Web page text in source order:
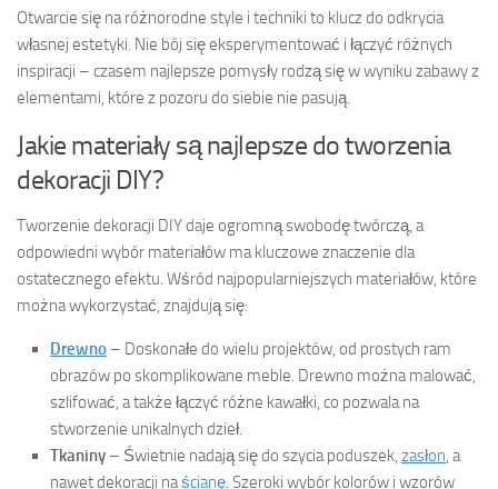
Otwarcie się na różnorodne style i techniki to klucz do odkrycia
własnej estetyki. Nie bój się eksperymentować i łączyć różnych
inspiracji – czasem najlepsze pomysły rodzą się w wyniku zabawy z
elementami, które z pozoru do siebie nie pasują.
Jakie materiały są najlepsze do tworzenia
dekoracji DIY?
Tworzenie dekoracji DIY daje ogromną swobodę twórczą, a
odpowiedni wybór materiałów ma kluczowe znaczenie dla
ostatecznego efektu. Wśród najpopularniejszych materiałów, które
można wykorzystać, znajdują się:
Drewno – Doskonałe do wielu projektów, od prostych ram
obrazów po skomplikowane meble. Drewno można malować,
szlifować, a także łączyć różne kawałki, co pozwala na
stworzenie unikalnych dzieł.
Tkaniny – Świetnie nadają się do szycia poduszek, zasłon, a
nawet dekoracji naścianę. Szeroki wybór kolorów i wzorów